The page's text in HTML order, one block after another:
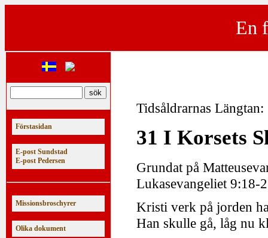
En
Förstasidan
E-post Sundstad
E-post Pedersen
Missionsbroschyrer
Olika dokument
Tidsåldrarnas Längtan:
31 I Korsets
Grundat på
Lukasevangeliet 9:18-
Kristi verk på jorden
Han skulle gå, låg nu